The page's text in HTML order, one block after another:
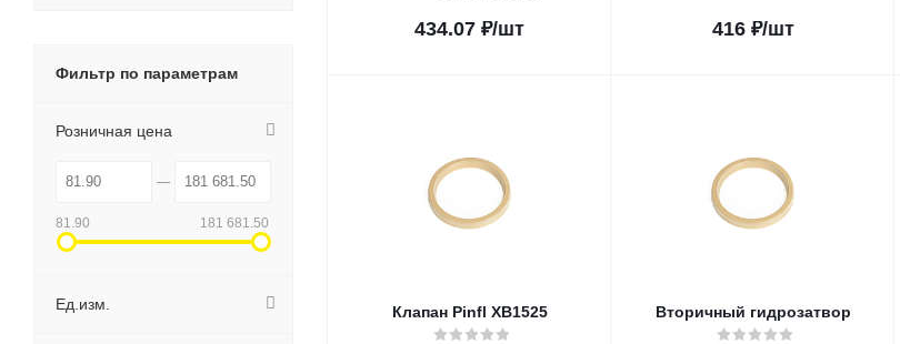
434.07 ₽/шт 416₽/шт
Клапан Pinfl XB1525 Вторичный гидрозатвор
Фильтр по параметрам
Розничная цена
81.90 181 681.50
Ед.изм.